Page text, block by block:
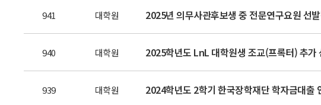
941 대학원 2025년 의무사관후보생 중 전문연구요원 선
940 대학원 2025학년도 LnL 대학원생 조교(프록터) 추가
939 대학원 2024학년도 2학기 한국장학재단 학자금대출